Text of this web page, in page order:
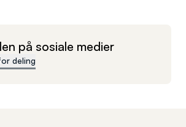
på sosiale medier
deling